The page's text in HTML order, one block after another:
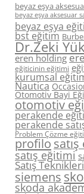
beyaz eşya
beyaz eşya aksesuar
beyaz eşya
bst eğitim
Dr.Zeki
eren holding
eğiticinin eğitimi
kurumsal
Nautica
Otomotiv Bayi
otomotiv
perakende
perakende
Problem Çözme
profilo
satış eğitimi
Satış
siemens
skoda